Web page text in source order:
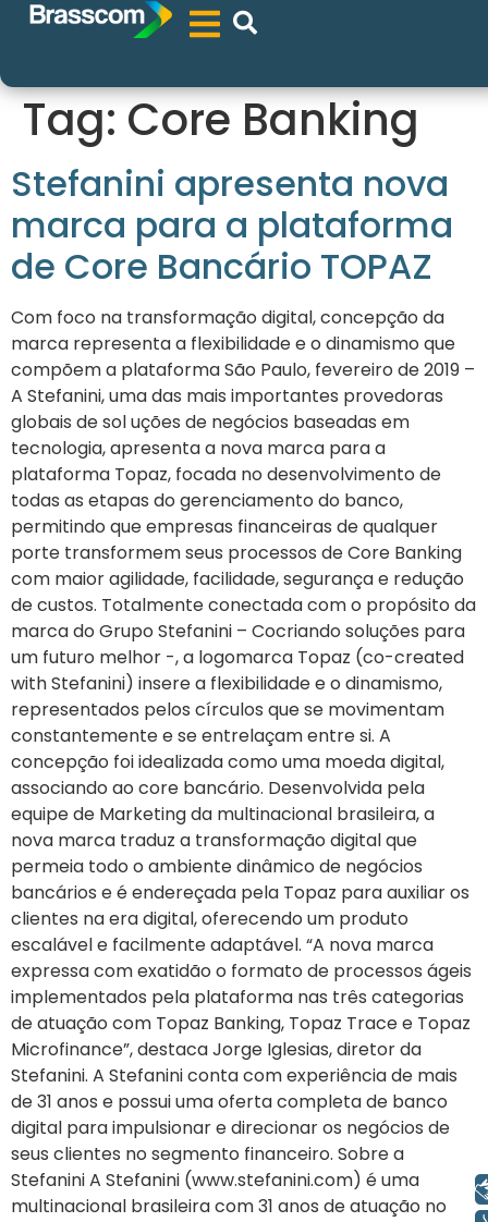
Tag: Core Banking
Stefanini apresenta nova
marca para a plataforma
de Core Bancário TOPAZ
Com foco na transformação digital, concepção da
marca representa a flexibilidade e o dinamismo que
compõem a plataforma São Paulo, fevereiro de 2019 –
A Stefanini, uma das mais importantes provedoras
globais de sol uções de negócios baseadas em
tecnologia, apresenta a nova marca para a
plataforma Topaz, focada no desenvolvimento de
todas as etapas do gerenciamento do banco,
permitindo que empresas financeiras de qualquer
porte transformem seus processos de Core Banking
com maior agilidade, facilidade, segurança e redução
de custos. Totalmente conectada com o propósito da
marca do Grupo Stefanini – Cocriando soluções para
um futuro melhor -, a logomarca Topaz (co-created
with Stefanini) insere a flexibilidade e o dinamismo,
representados pelos círculos que se movimentam
constantemente e se entrelaçam entre si. A
concepção foi idealizada como uma moeda digital,
associando ao core bancário. Desenvolvida pela
equipe de Marketing da multinacional brasileira, a
nova marca traduz a transformação digital que
permeia todo o ambiente dinâmico de negócios
bancários e é endereçada pela Topaz para auxiliar os
clientes na era digital, oferecendo um produto
escalável e facilmente adaptável. “A nova marca
expressa com exatidão o formato de processos ágeis
implementados pela plataforma nas três categorias
de atuação com Topaz Banking, Topaz Trace e Topaz
Microfinance”, destaca Jorge Iglesias, diretor da
Stefanini. A Stefanini conta com experiência de mais
de 31 anos e possui uma oferta completa de banco
digital para impulsionar e direcionar os negócios de
seus clientes no segmento financeiro. Sobre a
Stefanini A Stefanini (www.stefanini.com) é uma
multinacional brasileira com 31 anos de atuação no
Libras